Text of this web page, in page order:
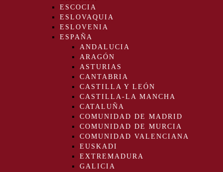
ESCOCIA
ESLOVAQUIA
ESLOVENIA
ESPAÑA
ANDALUCIA
ARAGÓN
ASTURIAS
CANTABRIA
CASTILLA Y LEÓN
CASTILLA-LA MANCHA
CATALUÑA
COMUNIDAD DE MADRID
COMUNIDAD DE MURCIA
COMUNIDAD VALENCIANA
EUSKADI
EXTREMADURA
GALICIA